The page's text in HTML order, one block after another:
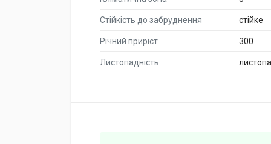
Стійкість до забруднення стійке
Річний приріст 300
Листопадність